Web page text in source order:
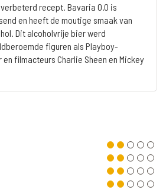
recept. Bavaria 0.0 is
en heeft de moutige smaak van
Dit alcoholvrije bier werd
figuren als Playboy-
filmacteurs Charlie Sheen en Mickey